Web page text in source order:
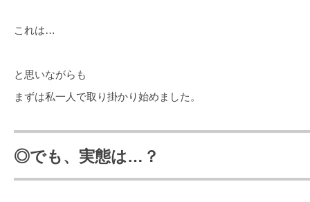
これは…
と思いながらも
まずは私一人で取り掛かり始めました。
◎でも、実態は…？